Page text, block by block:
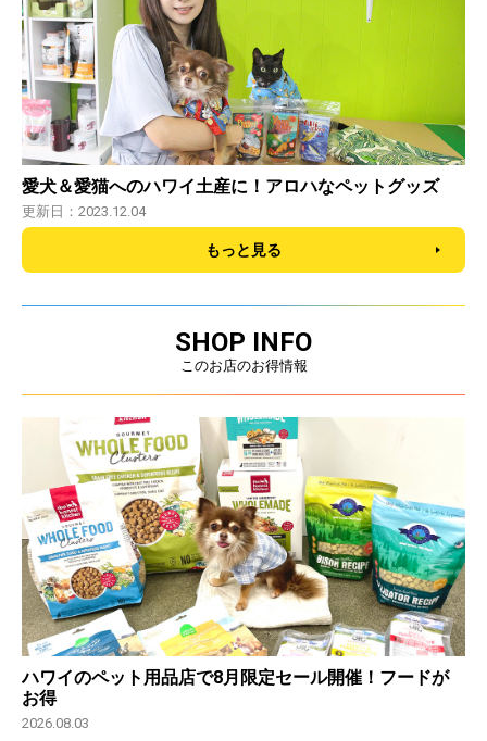
愛犬＆愛猫へのハワイ土産に！アロハなペットグッズ
更新日：2023.12.04
もっと見る
SHOP INFO
このお店のお得情報
ハワイのペット用品店で8月限定セール開催！フードが
お得
2026.08.03